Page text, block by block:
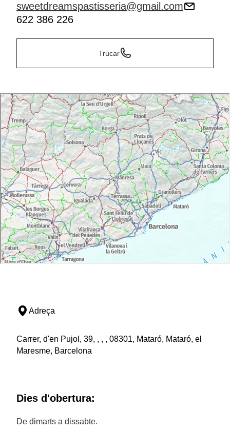
sweetdreamspastisseria@gmail.com
622 386 226
Trucar
Adreça
Carrer, d'en Pujol, 39, , , , 08301, Mataró, Mataró, el
Maresme, Barcelona
Dies d'obertura:
De dimarts a dissabte.